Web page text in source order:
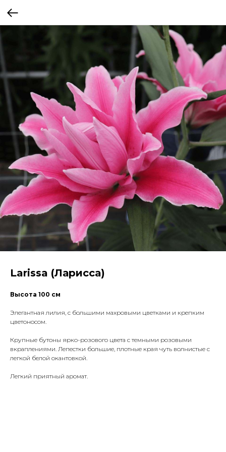
Larissa (Ларисса)
Высота 100 см
Элегантная лилия, с большими махровыми цветками и крепким
цветоносом.
Крупные бутоны ярко-розового цвета с темными розовыми
вкраплениями. Лепестки большие, плотные края чуть волнистые с
легкой белой окантовкой.
Легкий приятный аромат.